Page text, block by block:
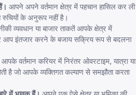
आपने अपने वर्तमान क्षेत्र में पहचान हासिल कर ली
के अनुरूप नहीं है।
व्यवधान या बाजार ताकतें आपके क्षेत्र में
आप इंतजार करने के बजाय सक्रिय रूप से बदलना
आपके वर्तमान करियर में निरंतर ओवरटाइम, यात्रा या
है जो आपके व्यक्तिगत कल्याण से समझौता करता